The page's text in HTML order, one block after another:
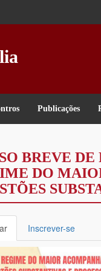
Publicações
BREVE
DO
(separador
ativo)
Inscrever-se